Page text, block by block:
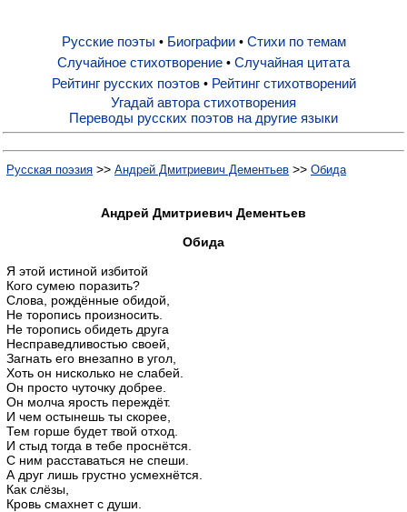
Русские поэты
Биографии
Стихи по темам
Случайное стихотворение
Случайная цитата
Рейтинг русских поэтов
Рейтинг стихотворений
Русские поэты • Биографии• Стихи по темам
Случайное стихотворение • Случайная цитата
Рейтинг русских поэтов• Рейтинг стихотворений
Угадай автора стихотворения
Переводы русских поэтов на другие языки
Русская поэзия >> Андрей Дмитриевич Дементьев >> Обида
Андрей Дмитриевич Дементьев
Обида
Я этой истиной избитой
Кого сумею поразить?
Слова, рождённые обидой,
Не торопись произносить.
Не торопись обидеть друга
Несправедливостью своей,
Загнать его внезапно в угол,
Хоть он нисколько не слабей.
Он просто чуточку добрее.
Он молча ярость переждёт.
И чем остынешь ты скорее,
Тем горше будет твой отход.
И стыд тогда в тебе проснётся.
С ним расставаться не спеши.
А друг лишь грустно усмехнётся.
Как слёзы,
Кровь смахнет с души.